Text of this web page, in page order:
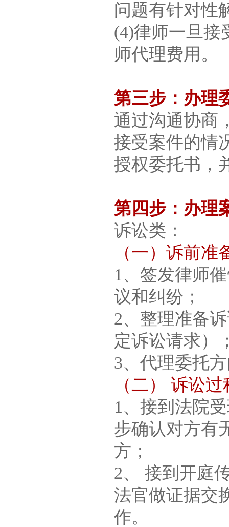
问题有针对性
(4)律师一旦接
师代理费用。
第三步：办理
通过沟通协商
接受案件的情
授权委托书，
第四步：办理
诉讼类：
（一）诉前准
1、签发律师
议和纠纷；
2、整理准备
定诉讼请求）
3、代理委托
（二） 诉讼过
1、接到法院
步确认对方有
方；
2、 接到开庭
法官做证据交
作。